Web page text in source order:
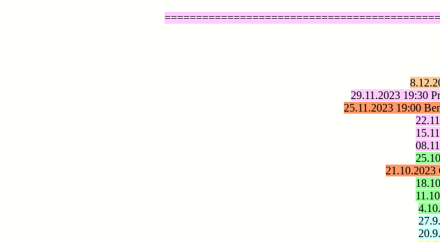
29.11.2023 19:30
25.11.2023 19:00
21.10.2023